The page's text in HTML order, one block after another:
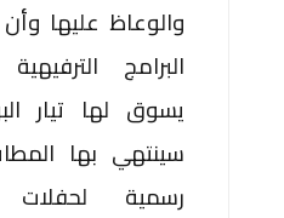
والوعاظ عليها
البرامج
يسوق لها تيار
سينتهي بها
رسمية لحفلات